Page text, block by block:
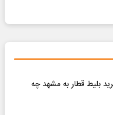
بلیط قطار به مشهد چه